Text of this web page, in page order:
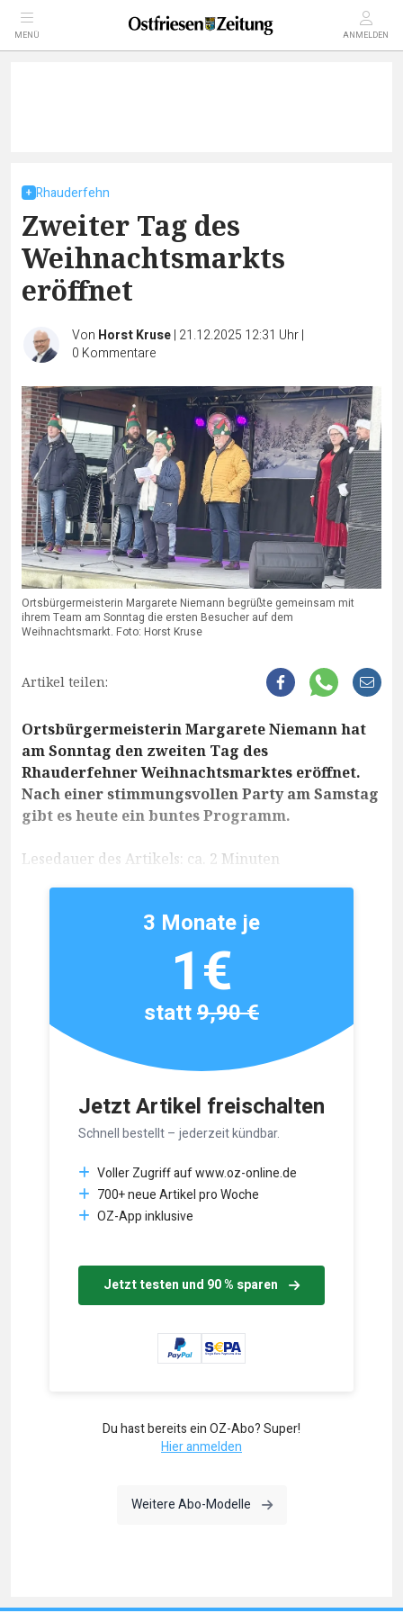
MENÜ ANMELDEN
Rhauderfehn
Zweiter Tag des
Weihnachtsmarkts
eröffnet
Von Horst Kruse| 21.12.2025 12:31 Uhr|
0 Kommentare
Ortsbürgermeisterin Margarete Niemann begrüßte gemeinsam mit
ihrem Team am Sonntag die ersten Besucher auf dem
Weihnachtsmarkt. Foto: Horst Kruse
Artikel teilen:
Ortsbürgermeisterin Margarete Niemann hat
am Sonntag den zweiten Tag des
Rhauderfehner Weihnachtsmarktes eröffnet.
Nach einer stimmungsvollen Party am Samstag
gibt es heute ein buntes Programm.
Lesedauer des Artikels: ca. 2 Minuten
Jetzt Artikel freischalten
Schnell bestellt – jederzeit kündbar.
Voller Zugriff auf www.oz-online.de
700+ neue Artikel pro Woche
OZ-App inklusive
Jetzt testen und 90 % sparen
3 Monate je
1€
statt9,90 €
Du hast bereits ein OZ-Abo? Super!
Hier anmelden
Weitere Abo-Modelle